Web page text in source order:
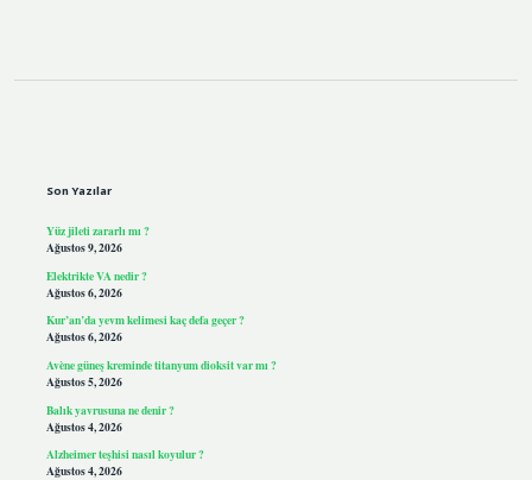
Son Yazılar
Yüz jileti zararlı mı ?
Ağustos 9, 2026
Elektrikte VA nedir ?
Ağustos 6, 2026
Kur’an’da yevm kelimesi kaç defa geçer ?
Ağustos 6, 2026
Avène güneş kreminde titanyum dioksit var mı ?
Ağustos 5, 2026
Balık yavrusuna ne denir ?
Ağustos 4, 2026
Alzheimer teşhisi nasıl koyulur ?
Ağustos 4, 2026